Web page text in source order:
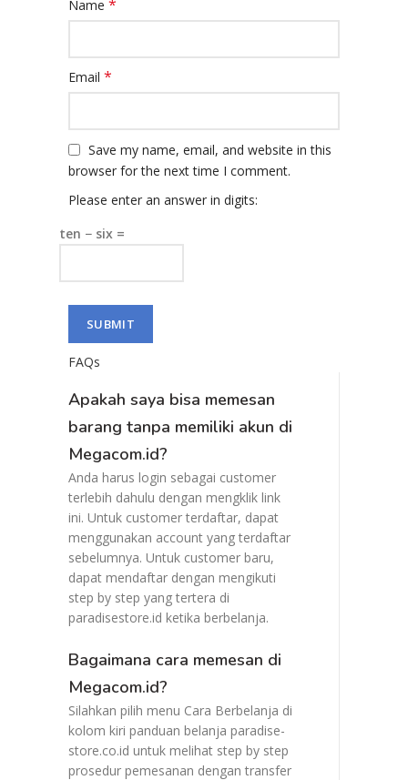
Name *
Email *
Save my name, email, and website in this
browser for the next time I comment.
Please enter an answer in digits:
ten − six =
FAQs
Apakah saya bisa memesan
barang tanpa memiliki akun di
Megacom.id?
Anda harus login sebagai customer
terlebih dahulu dengan mengklik link
ini. Untuk customer terdaftar, dapat
menggunakan account yang terdaftar
sebelumnya. Untuk customer baru,
dapat mendaftar dengan mengikuti
step by step yang tertera di
paradisestore.id ketika berbelanja.
Bagaimana cara memesan di
Megacom.id?
Silahkan pilih menu Cara Berbelanja di
kolom kiri panduan belanja paradise-
store.co.id untuk melihat step by step
prosedur pemesanan dengan transfer